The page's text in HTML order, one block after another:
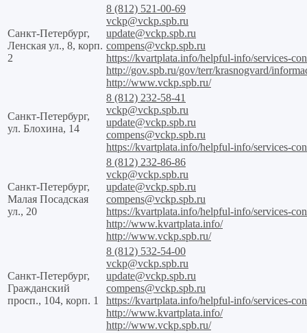
Санкт-Петербург,
Ленская ул., 8, корп.
2
8 (812) 521-00-69
vckp@vckp.spb.ru
update@vckp.spb.ru
compens@vckp.spb.ru
https://kvartplata.info/helpful-info/services-
http://gov.spb.ru/gov/terr/krasnogvard/
http://www.vckp.spb.ru/
Санкт-Петербург,
ул. Блохина, 14
8 (812) 232-58-41
vckp@vckp.spb.ru
update@vckp.spb.ru
compens@vckp.spb.ru
https://kvartplata.info/helpful-info/services-
Санкт-Петербург,
Малая Посадская
ул., 20
8 (812) 232-86-86
vckp@vckp.spb.ru
update@vckp.spb.ru
compens@vckp.spb.ru
https://kvartplata.info/helpful-info/services-
http://www.kvartplata.info/
http://www.vckp.spb.ru/
Санкт-Петербург,
Гражданский
просп., 104, корп. 1
8 (812) 532-54-00
vckp@vckp.spb.ru
update@vckp.spb.ru
compens@vckp.spb.ru
https://kvartplata.info/helpful-info/services-
http://www.kvartplata.info/
http://www.vckp.spb.ru/